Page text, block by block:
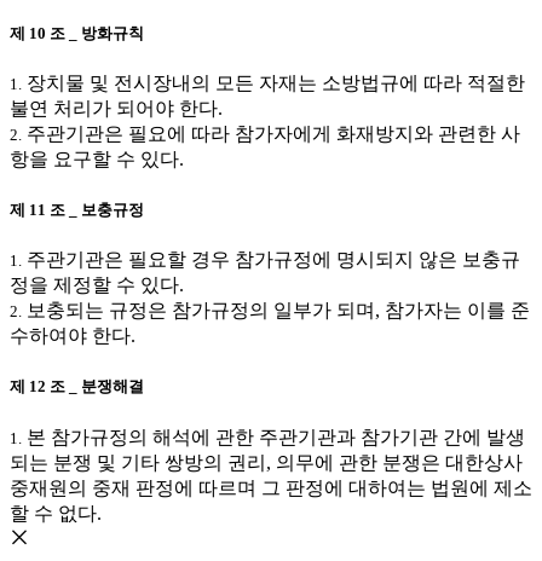
제 10 조 _ 방화규칙
1.
장치물 및 전시장내의 모든 자재는 소방법규에 따라 적절한
불연 처리가 되어야 한다.
2. 주관기관은 필요에 따라 참가자에게 화재방지와 관련한 사
항을 요구할 수 있다.
제 11 조 _ 보충규정
1. 주관기관은 필요할 경우 참가규정에 명시되지 않은 보충규
정을 제정할 수 있다.
2. 보충되는 규정은 참가규정의 일부가 되며, 참가자는 이를 준
수하여야 한다.
제 12 조 _ 분쟁해결
1.
본 참가규정의 해석에 관한 주관기관과 참가기관 간에 발생
되는 분쟁 및 기타 쌍방의 권리, 의무에 관한 분쟁은 대한상사
중재원의 중재 판정에 따르며 그 판정에 대하여는 법원에 제소
할 수 없다.